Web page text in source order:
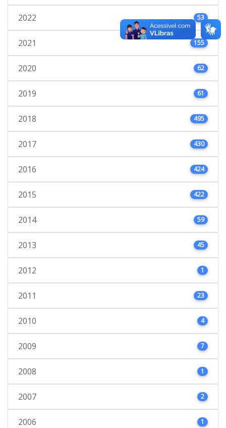
2022 53
2021 155
2020 62
2019 61
2018 495
2017 430
2016 424
2015 422
2014 59
2013 45
2012 1
2011 23
2010 4
2009 7
2008 1
2007 2
2006 1